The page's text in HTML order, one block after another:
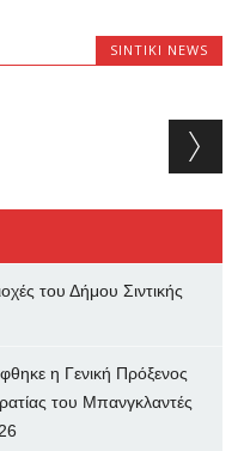
SINTIKI NEWS
του Δήμου Σιντικής
η Γενική Πρόξενος
του Μπανγκλαντές